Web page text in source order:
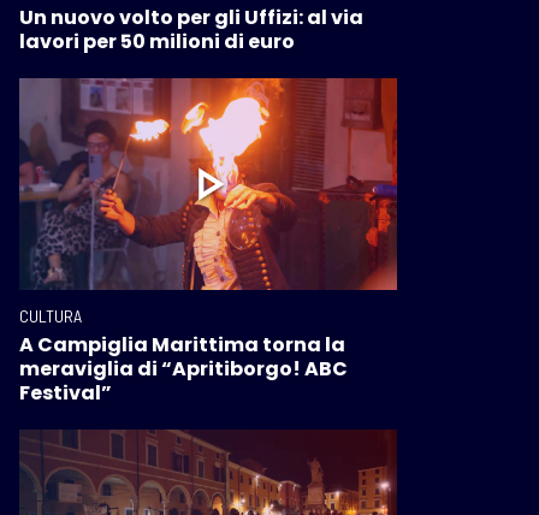
Un nuovo volto per gli Uffizi: al via
lavori per 50 milioni di euro
CULTURA
A Campiglia Marittima torna la
meraviglia di “Apritiborgo! ABC
Festival”